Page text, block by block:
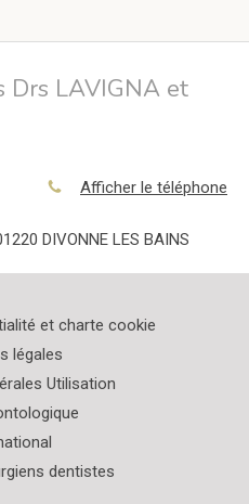
Drs LAVIGNA et
Afficher le téléphone
DIVONNE LES BAINS
et charte cookie
légales
Utilisation
dentistes